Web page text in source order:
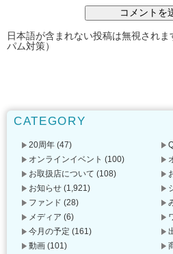
日本語が含まれない投稿は無視され
パム対策）
CATEGORY
20周年 (47)
オンラインイベント (100)
お取扱店について (108)
お知らせ (1,921)
ファンド (28)
メディア (6)
今月の予定 (161)
動画 (101)